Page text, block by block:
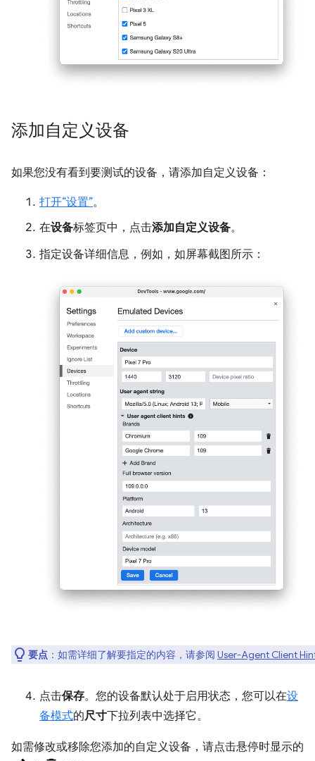
添加自定义设备
如果您没有看到要测试的设备，请添加自定义设备：
打开“设置”。
在设备标签页中，点击添加自定义设备。
指定设备详细信息，例如，如屏幕截图所示：
要点 ：如需详细了解要指定的内容，请参阅 User-Agent Client
点击保存。您的设备默认处于启用状态，您可以在设
备模式的尺寸下拉列表中选择它。
如需修改或移除您添加的自定义设备，请点击悬停时显示的